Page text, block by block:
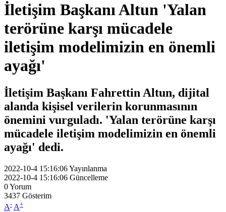
İletişim Başkanı Altun 'Yalan
terörüne karşı mücadele
iletişim modelimizin en önemli
ayağı'
İletişim Başkanı Fahrettin Altun, dijital
alanda kişisel verilerin korunmasının
önemini vurguladı. 'Yalan terörüne karşı
mücadele iletişim modelimizin en önemli
ayağı' dedi.
2022-10-4 15:16:06Yayınlanma
2022-10-4 15:16:06 Güncelleme
0Yorum
3437 Gösterim
A- A+